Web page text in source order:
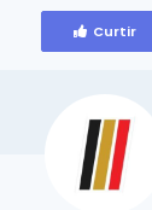
Curtir